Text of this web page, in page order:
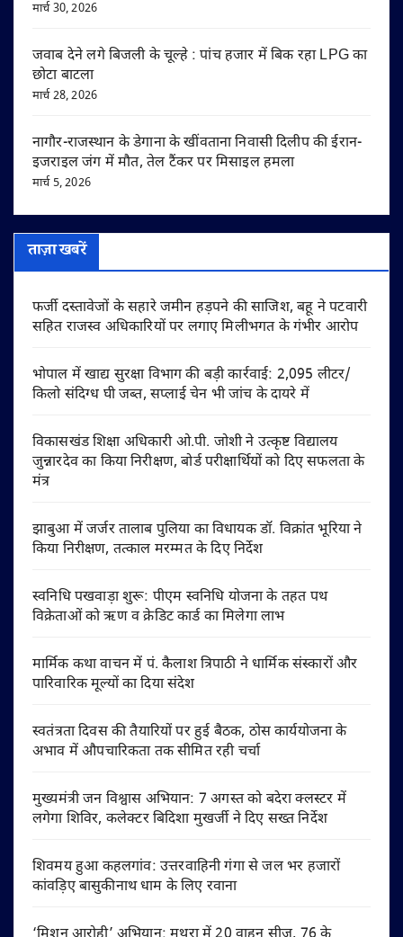
मार्च 30, 2026
जवाब देने लगे बिजली के चूल्हे : पांच हजार में बिक रहा LPG का
छोटा बाटला
मार्च 28, 2026
नागौर-राजस्थान के डेगाना के खींवताना निवासी दिलीप की ईरान-
इजराइल जंग में मौत, तेल टैंकर पर मिसाइल हमला
मार्च 5, 2026
ताज़ा खबरें
फर्जी दस्तावेजों के सहारे जमीन हड़पने की साजिश, बहू ने पटवारी
सहित राजस्व अधिकारियों पर लगाए मिलीभगत के गंभीर आरोप
भोपाल में खाद्य सुरक्षा विभाग की बड़ी कार्रवाई: 2,095 लीटर/
किलो संदिग्ध घी जब्त, सप्लाई चेन भी जांच के दायरे में
विकासखंड शिक्षा अधिकारी ओ.पी. जोशी ने उत्कृष्ट विद्यालय
जुन्नारदेव का किया निरीक्षण, बोर्ड परीक्षार्थियों को दिए सफलता के
मंत्र
झाबुआ में जर्जर तालाब पुलिया का विधायक डॉ. विक्रांत भूरिया ने
किया निरीक्षण, तत्काल मरम्मत के दिए निर्देश
स्वनिधि पखवाड़ा शुरू: पीएम स्वनिधि योजना के तहत पथ
विक्रेताओं को ऋण व क्रेडिट कार्ड का मिलेगा लाभ
मार्मिक कथा वाचन में पं. कैलाश त्रिपाठी ने धार्मिक संस्कारों और
पारिवारिक मूल्यों का दिया संदेश
स्वतंत्रता दिवस की तैयारियों पर हुई बैठक, ठोस कार्ययोजना के
अभाव में औपचारिकता तक सीमित रही चर्चा
मुख्यमंत्री जन विश्वास अभियान: 7 अगस्त को बदेरा क्लस्टर में
लगेगा शिविर, कलेक्टर बिदिशा मुखर्जी ने दिए सख्त निर्देश
शिवमय हुआ कहलगांव: उत्तरवाहिनी गंगा से जल भर हजारों
कांवड़िए बासुकीनाथ धाम के लिए रवाना